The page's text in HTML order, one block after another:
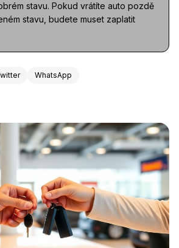
stavu. Pokud vrátíte auto pozdě
stavu, budete muset zaplatit
WhatsApp